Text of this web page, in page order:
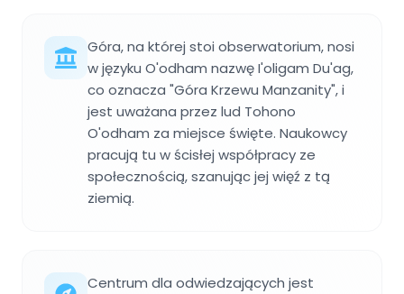
Góra, na której stoi obserwatorium, nosi
w języku O'odham nazwę I'oligam Du'ag,
co oznacza "Góra Krzewu Manzanity", i
jest uważana przez lud Tohono
O'odham za miejsce święte. Naukowcy
pracują tu w ścisłej współpracy ze
społecznością, szanując jej więź z tą
ziemią.
Centrum dla odwiedzających jest